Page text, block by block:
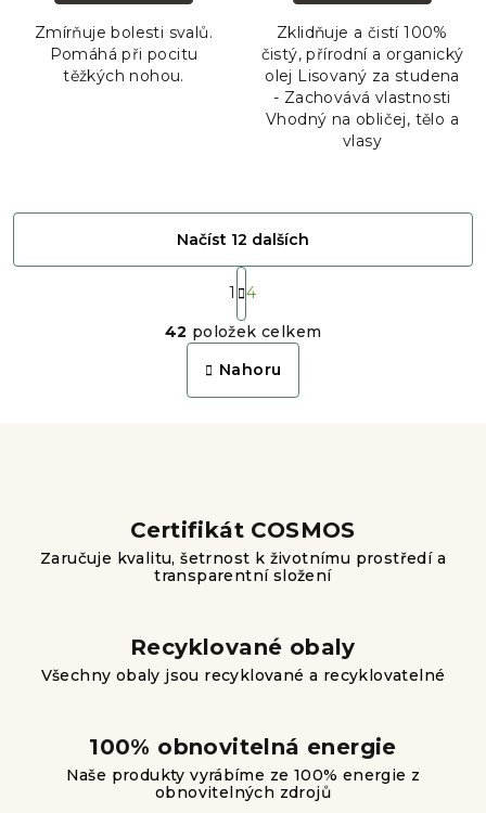
Zmírňuje bolesti svalů.
Pomáhá při pocitu
těžkých nohou.
Zklidňuje a čistí 100%
čistý, přírodní a organický
olej Lisovaný za studena
- Zachovává vlastnosti
Vhodný na obličej, tělo a
vlasy
O
v
l
á
r
v
k
v
ý
p
s
Načíst 12 dalších
S
t
r
á
n
k
o
1
4
42 položek celkem
Nahoru
Certifikát COSMOS
Zaručuje kvalitu, šetrnost k životnímu prostředí a
transparentní složení
Recyklované obaly
Všechny obaly jsou recyklované a recyklovatelné
100% obnovitelná energie
Naše produkty vyrábíme ze 100% energie z
obnovitelných zdrojů